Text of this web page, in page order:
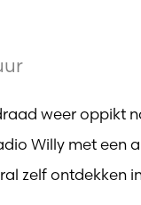
weer oppikt
Willy met een
zelf ontdekken